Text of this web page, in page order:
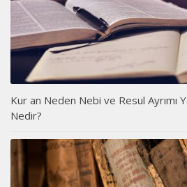
Kur an Neden Nebi ve Resul Ayrımı
Nedir?